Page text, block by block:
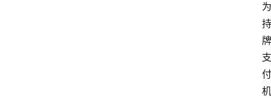
为
持
牌
支
付
机